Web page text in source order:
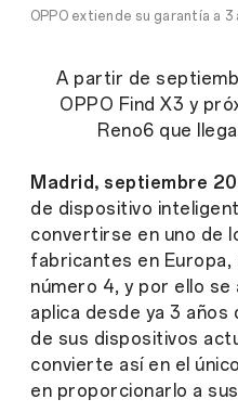
OPPO extiende su garantía a 3
A partir de
OPPO Find X3 y
Reno6 que
Madrid, septiembre
de dispositivo
convertirse en uno de
fabricantes en Europa,
número 4, y por ello
aplica desde ya 3 años
de sus dispositivos
convierte así en el
en proporcionarlo a